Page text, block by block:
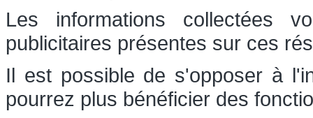
Les informations collectées
publicitaires présentes sur ces
Il est possible de s'opposer à
pourrez plus bénéficier des